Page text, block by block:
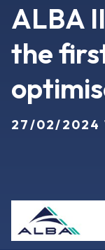
ALBA
the
27/02/2024